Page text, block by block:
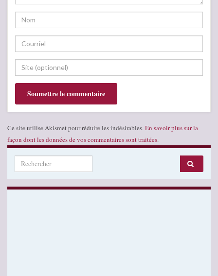
Ce site utilise Akismet pour réduire les indésirables. En savoir plus sur la
façon dont les données de vos commentaires sont traitées.
Search for: